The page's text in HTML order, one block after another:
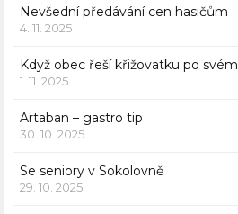
Nevšední předávání cen hasičům
4. 11. 2025
Když obec řeší křižovatku po svém
1. 11. 2025
Artaban – gastro tip
30. 10. 2025
Se seniory v Sokolovně
29. 10. 2025